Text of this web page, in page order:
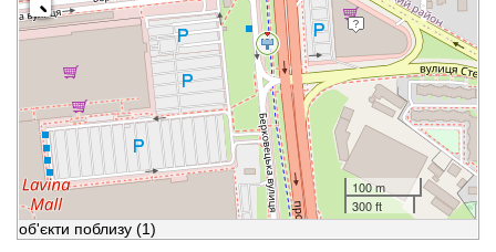
100 m
300 ft
об'єкти поблизу (1)